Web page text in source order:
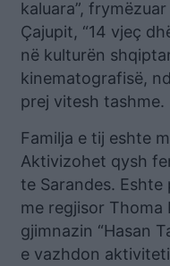
kaluara”,
Çajupit, “14 vjeç
në kulturën
kinematografisë,
prej vitesh tashme.
Familja e tij eshte
Aktivizohet qysh
te Sarandes. Eshte
me regjisor Thoma
gjimnazin “Hasan
e vazhdon